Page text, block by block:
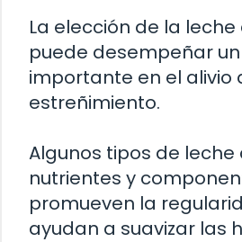
La elección de la
puede desempeñar
importante en el alivio
estreñimiento.
Algunos tipos de leche
nutrientes y
promueven la
ayudan a suavizar las